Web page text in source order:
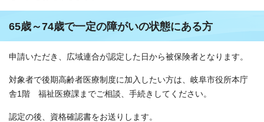
65歳～74歳で一定の障がいの状態にある方
申請いただき、広域連合が認定した日から被保険者となります。
対象者で後期高齢者医療制度に加入したい方は、岐阜市役所本庁
舎1階 福祉医療課までご相談、手続きしてください。
認定の後、資格確認書をお送りします。